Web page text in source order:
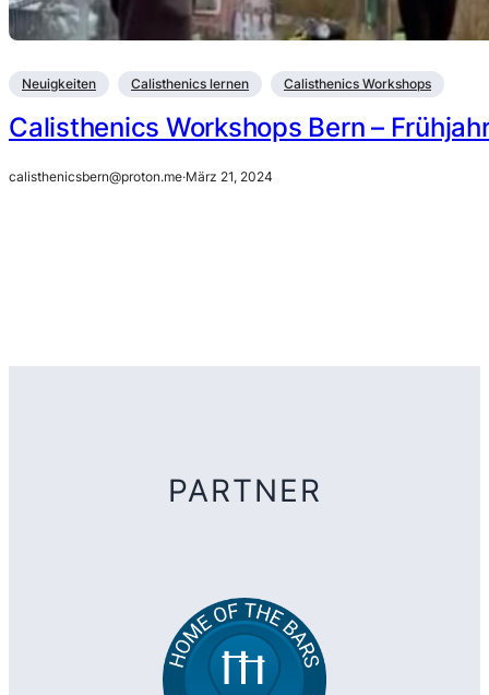
Neuigkeiten Calisthenics lernen Calisthenics Workshops
Calisthenics Workshops Bern –
calisthenicsbern@proton.me·März 21, 2024
PARTNER